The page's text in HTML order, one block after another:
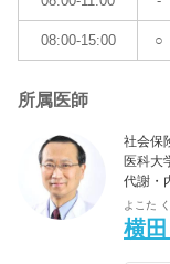
08:00-15:00 ○
所属医師
社会保
医科大
代謝・
よこた
横